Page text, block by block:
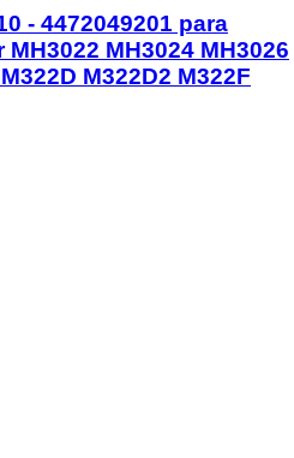
- 4472049201 para
MH3024 MH3026
M322D2 M322F